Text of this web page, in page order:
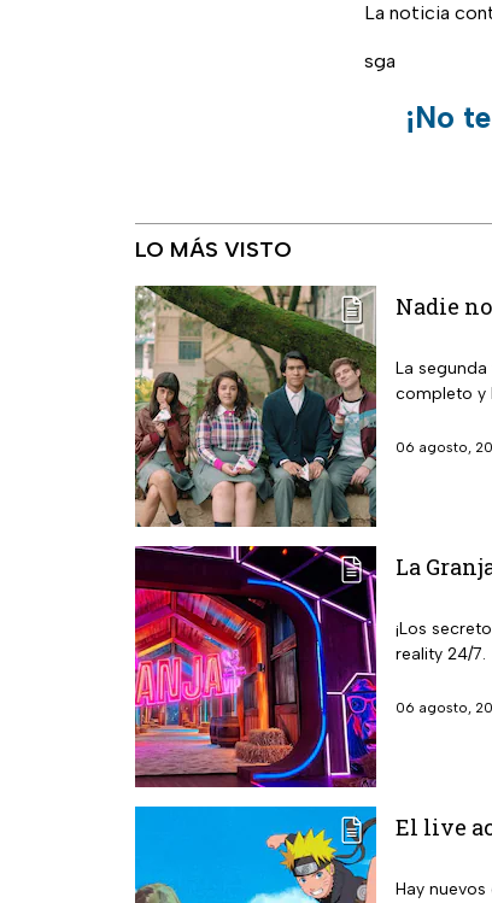
La noticia
sga
¡No
LO MÁS VISTO
Nadie
La
completo y
06 agosto,
La
¡Los
reality 24/7.
06 agosto,
El live
Hay